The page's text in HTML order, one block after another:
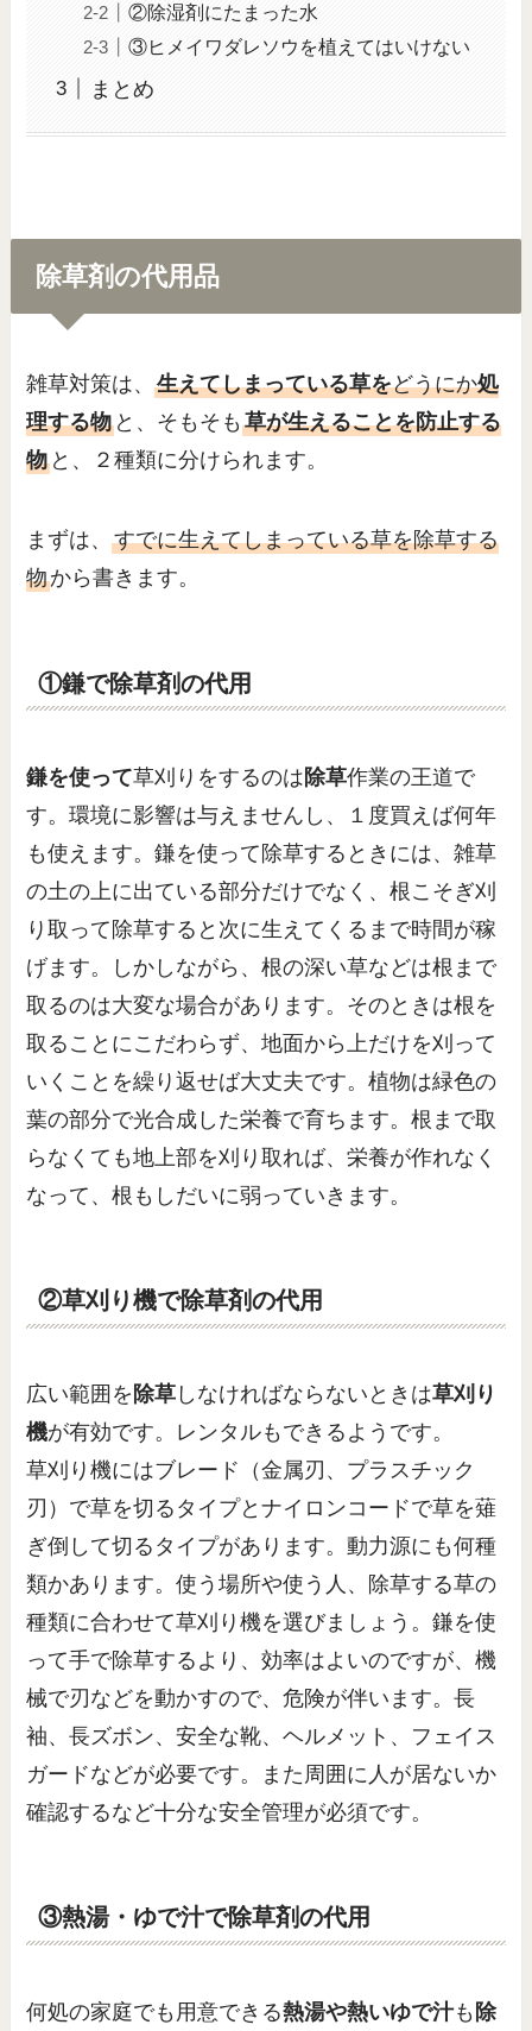
②除湿剤にたまった水
③ヒメイワダレソウを植えてはいけない
まとめ
除草剤の代用品
雑草対策は、生えてしまっている草をどうにか処
理する物 と、そもそも草が生えることを防止する
物 と、２種類に分けられます。
まずは、すでに生えてしまっている草を除草する
物から書きます。
①鎌で除草剤の代用
鎌を使って草刈りをするのは除草作業の王道で
す。環境に影響は与えませんし、１度買えば何年
も使えます。鎌を使って除草するときには、雑草
の土の上に出ている部分だけでなく、根こそぎ刈
り取って除草すると次に生えてくるまで時間が稼
げます。しかしながら、根の深い草などは根まで
取るのは大変な場合があります。そのときは根を
取ることにこだわらず、地面から上だけを刈って
いくことを繰り返せば大丈夫です。植物は緑色の
葉の部分で光合成した栄養で育ちます。根まで取
らなくても地上部を刈り取れば、栄養が作れなく
なって、根もしだいに弱っていきます。
②草刈り機で除草剤の代用
広い範囲を 除草 しなければならないときは草刈り
機が有効です。レンタルもできるようです。
草刈り機にはブレード（金属刃、プラスチック
刃）で草を切るタイプとナイロンコードで草を薙
ぎ倒して切るタイプがあります。動力源にも何種
類かあります。使う場所や使う人、除草する草の
種類に合わせて草刈り機を選びましょう。鎌を使
って手で除草するより、効率はよいのですが、機
械で刃などを動かすので、危険が伴います。長
袖、長ズボン、安全な靴、ヘルメット、フェイス
ガードなどが必要です。また周囲に人が居ないか
確認するなど十分な安全管理が必須です。
③熱湯・ゆで汁で除草剤の代用
何処の家庭でも用意できる熱湯や熱いゆで汁も 除